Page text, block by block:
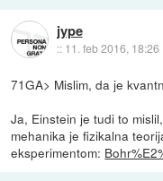
jype
:: 11. feb 2016, 18:26
71GA> Mislim, da je
Ja, Einstein je tudi to
mehanika je fizikalna
eksperimentom: